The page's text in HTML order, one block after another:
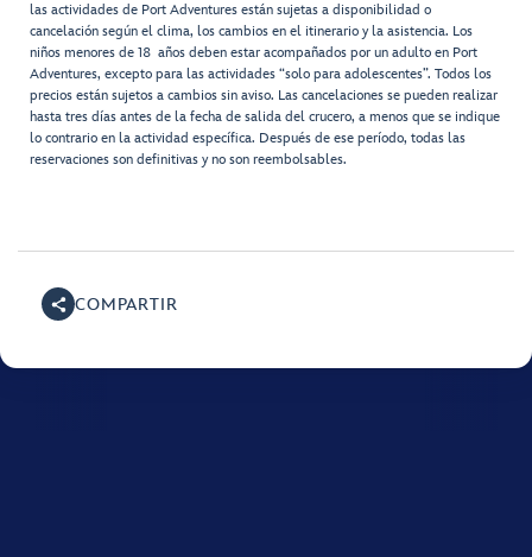
las actividades de Port Adventures están sujetas a disponibilidad o
cancelación según el clima, los cambios en el itinerario y la asistencia. Los
niños menores de 18 años deben estar acompañados por un adulto en Port
Adventures, excepto para las actividades “solo para adolescentes”. Todos los
precios están sujetos a cambios sin aviso. Las cancelaciones se pueden realizar
hasta tres días antes de la fecha de salida del crucero, a menos que se indique
lo contrario en la actividad específica. Después de ese período, todas las
reservaciones son definitivas y no son reembolsables.
COMPARTIR